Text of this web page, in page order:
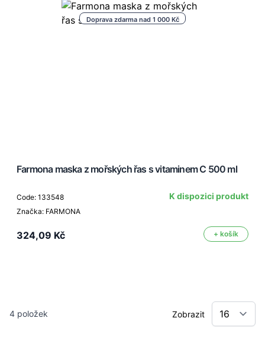
Doprava zdarma nad 1 000 Kč
Farmona maska z mořských řas s vitaminem C 500 ml
Code: 133548
Značka: FARMONA
K dispozici produkt
324,09 Kč + košík
4 položek Zobrazit